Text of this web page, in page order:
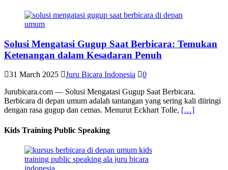
Solusi Mengatasi Gugup Saat Berbicara: Temukan
Ketenangan dalam Kesadaran Penuh
31 March 2025 Juru Bicara Indonesia
0
Jurubicara.com — Solusi Mengatasi Gugup Saat Berbicara.
Berbicara di depan umum adalah tantangan yang sering kali diiringi
dengan rasa gugup dan cemas. Menurut Eckhart Tolle, […]
Kids Training Public Speaking